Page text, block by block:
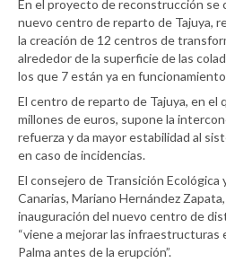
En el proyecto de reconstrucción se
nuevo centro de reparto de Tajuya,
la creación de 12 centros de
alrededor de la superficie de las
los que 7 están ya en
El centro de reparto de Tajuya, en el
millones de euros, supone la
refuerza y da mayor estabilidad al
en caso de incidencias.
El consejero de Transición Ecológica
Canarias, Mariano Hernández
inauguración del nuevo centro de
“viene a mejorar las infraestructuras
Palma antes de la erupción”.